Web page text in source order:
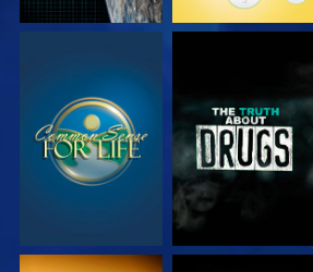
MŰSORNÉZÉS MŰSORNÉZÉS